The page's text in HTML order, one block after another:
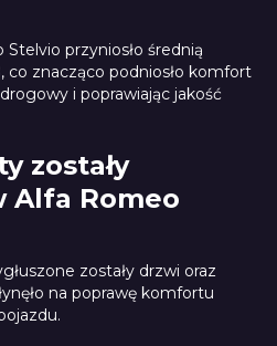
przyniosło średnią
co znacząco podniosło komfort
i poprawiając jakość
zostały
Alfa Romeo
zostały drzwi oraz
na poprawę komfortu